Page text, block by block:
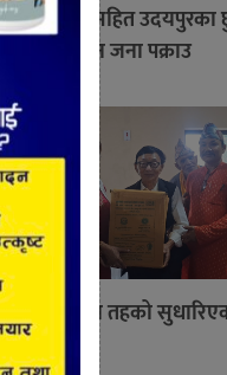
लागु औषध सहित उदयपुरका
स्थानबाट तीन जना पक्राउ
त्रियुगामा तिन तहको
सय वितरण